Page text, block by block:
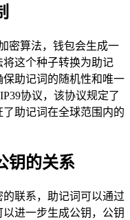
密算法，钱包会生成一
这个种子转换为助记
助记词的随机性和唯一
协议，该协议规定了
助记词在全球范围内的
钥的关系
联系，助记词可以通过
进一步生成公钥，公钥